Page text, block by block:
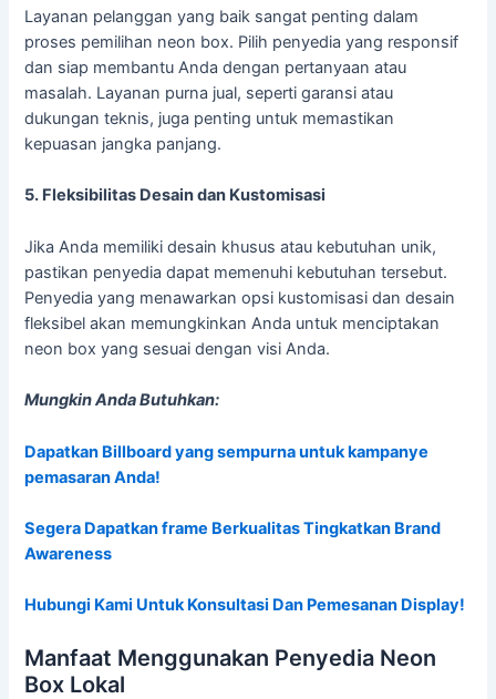
Layanan pelanggan yang baik sangat penting dalam
proses pemilihan neon box. Pilih penyedia yang responsif
dan siap membantu Anda dengan pertanyaan atau
masalah. Layanan purna jual, seperti garansi atau
dukungan teknis, juga penting untuk memastikan
kepuasan jangka panjang.
5. Fleksibilitas Desain dan Kustomisasi
Jika Anda memiliki desain khusus atau kebutuhan unik,
pastikan penyedia dapat memenuhi kebutuhan tersebut.
Penyedia yang menawarkan opsi kustomisasi dan desain
fleksibel akan memungkinkan Anda untuk menciptakan
neon box yang sesuai dengan visi Anda.
Mungkin Anda Butuhkan:
Dapatkan Billboard yang sempurna untuk kampanye
pemasaran Anda!
Segera Dapatkan frame Berkualitas Tingkatkan Brand
Awareness
Hubungi Kami Untuk Konsultasi Dan Pemesanan Display!
Manfaat Menggunakan Penyedia Neon
Box Lokal